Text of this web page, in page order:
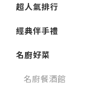
超人氣排行
經典伴手禮
名廚好菜
名廚餐酒館